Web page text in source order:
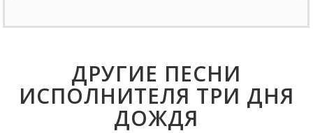
ДРУГИЕ ПЕСНИ
ИСПОЛНИТЕЛЯ ТРИ ДНЯ
ДОЖДЯ